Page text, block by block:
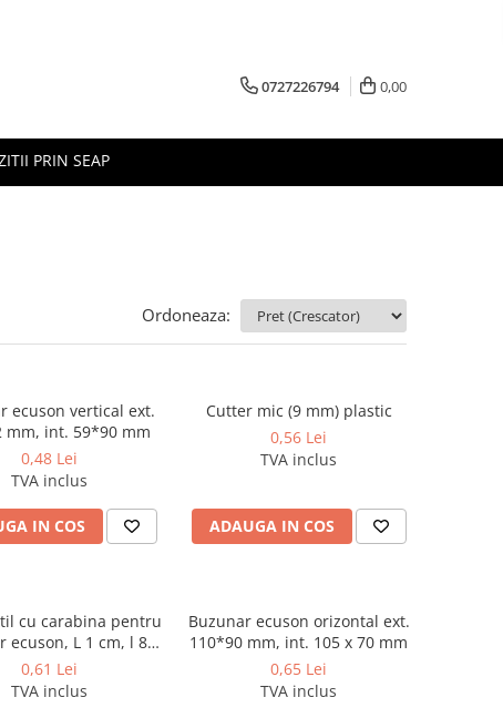
0727226794 0,00
PRIN SEAP
Ordoneaza:
ecuson vertical ext.
mm, int. 59*90 mm
0,48 Lei
TVA inclus
IN COS
Cutter mic (9 mm) plastic
0,56 Lei
TVA inclus
ADAUGA IN COS
cu carabina pentru
ecuson, L 1 cm, l 85
cm
0,61 Lei
TVA inclus
Buzunar ecuson orizontal ext.
110*90 mm, int. 105 x 70 mm
0,65 Lei
TVA inclus